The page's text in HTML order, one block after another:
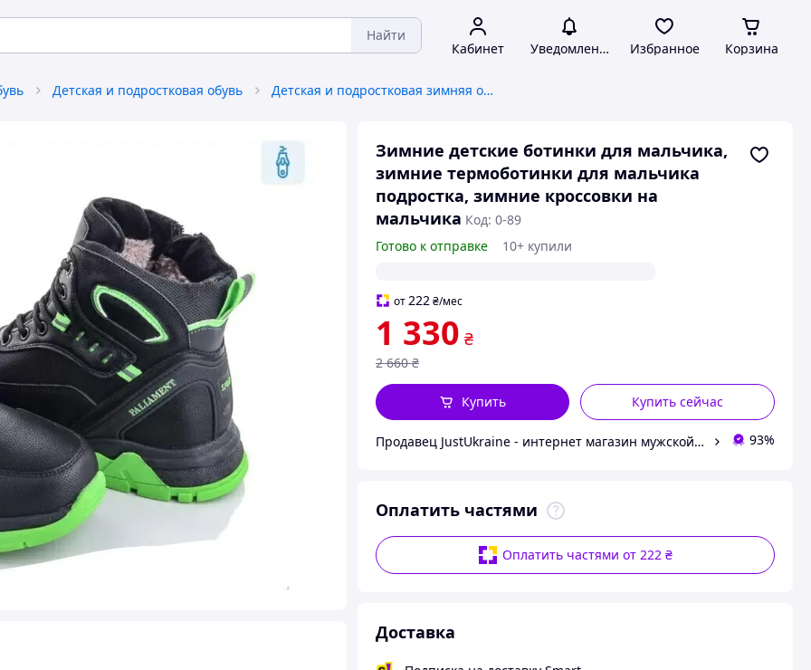
Найти
Кабинет Уведомления Избранное Корзина
Детская и подростковая обувь Детская и подростковая зимняя обувь
Зимние детские ботинки для мальчика,
зимние термоботинки для мальчика
подростка, зимние кроссовки на
мальчика Код: 0-89
Готово к отправке
10+ купили
от222 ₴/мес
1 330 ₴
2 660 ₴
Купить сейчас
Купить
Продавец JustUkraine - интернет магазин мужской и женской обуви 93%
Оплатить частями
Оплатить частями от 222 ₴
Доставка